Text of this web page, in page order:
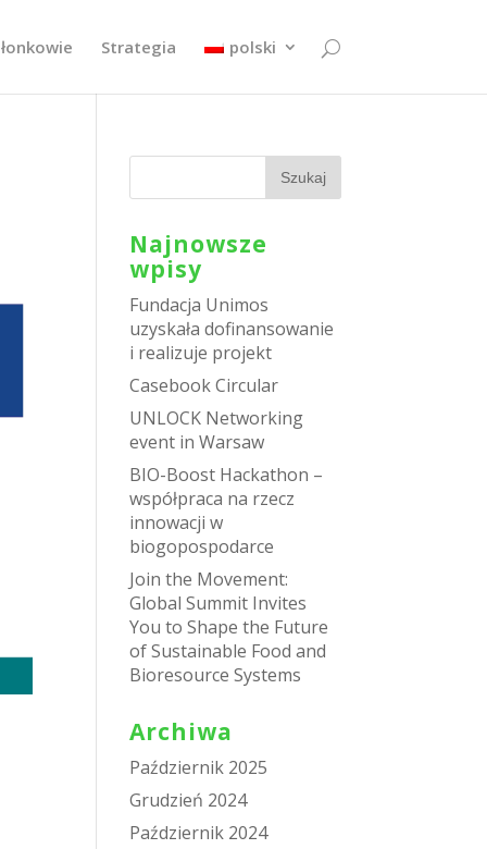
Strategia polski
Najnowsze
wpisy
Fundacja Unimos
uzyskała dofinansowanie
i realizuje projekt
Casebook Circular
UNLOCK Networking
event in Warsaw
BIO-Boost Hackathon –
współpraca na rzecz
innowacji w
biogopospodarce
Join the Movement:
Global Summit Invites
You to Shape the Future
of Sustainable Food and
Bioresource Systems
Archiwa
Październik 2025
Grudzień 2024
Październik 2024